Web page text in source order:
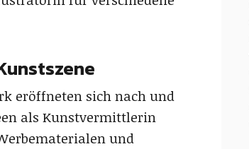
eröffneten sich nach und
als Kunstvermittlerin
und